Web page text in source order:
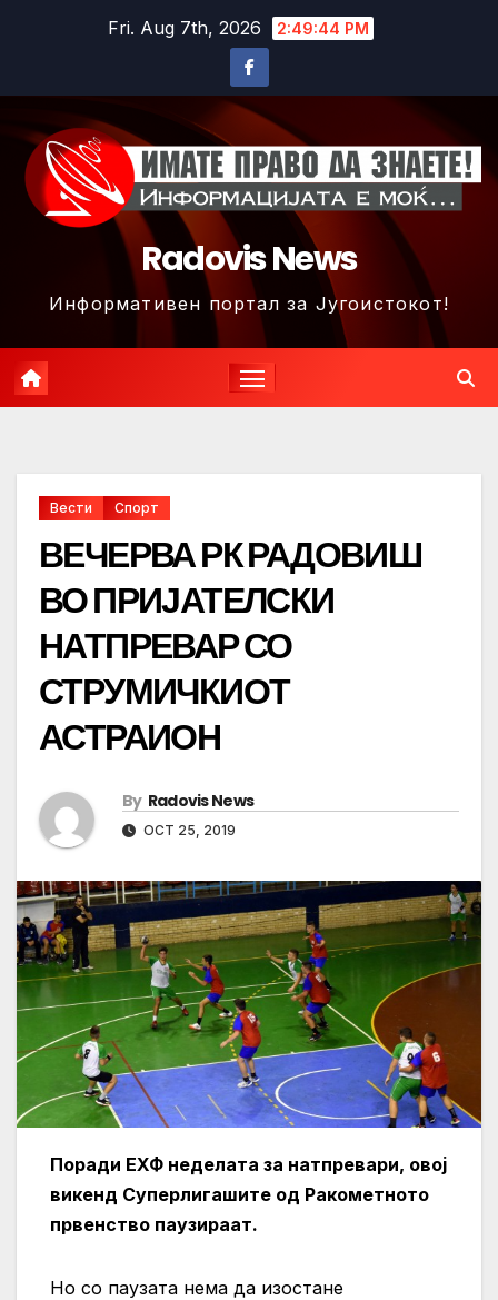
Fri. Aug 7th, 2026 2:49:47 PM
Radovis News
Информативен портал за Југоистокот!
Вести Спорт
ВЕЧЕРВА РК РАДОВИШ
ВО ПРИЈАТЕЛСКИ
НАТПРЕВАР СО
СТРУМИЧКИОТ
АСТРАИОН
By Radovis News
OCT 25, 2019
Поради ЕХФ неделата за натпревари, овој
викенд Суперлигашите од Ракометното
првенство паузираат.
Но со паузата нема да изостане